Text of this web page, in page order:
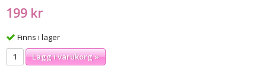
199 kr
Finns i lager
Lägg i varukorg »